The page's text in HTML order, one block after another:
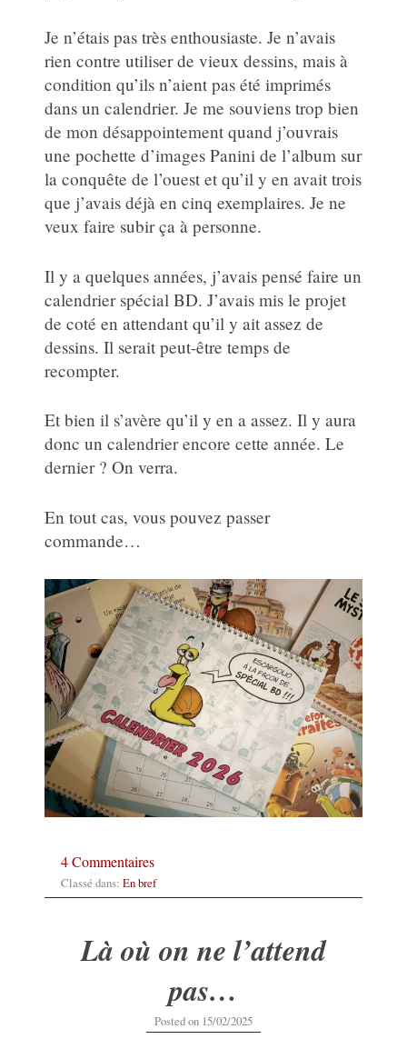
Je n’étais pas très enthousiaste. Je n’avais
rien contre utiliser de vieux dessins, mais à
condition qu’ils n’aient pas été imprimés
dans un calendrier. Je me souviens trop bien
de mon désappointement quand j’ouvrais
une pochette d’images Panini de l’album sur
la conquête de l’ouest et qu’il y en avait trois
que j’avais déjà en cinq exemplaires. Je ne
veux faire subir ça à personne.
Il y a quelques années, j’avais pensé faire un
calendrier spécial BD. J’avais mis le projet
de coté en attendant qu’il y ait assez de
dessins. Il serait peut-être temps de
recompter.
Et bien il s’avère qu’il y en a assez. Il y aura
donc un calendrier encore cette année. Le
dernier ? On verra.
En tout cas, vous pouvez passer
commande…
4 Commentaires
Classé dans: En bref
Là où on ne l’attend
pas…
Posted on 15/02/202515/02/2025